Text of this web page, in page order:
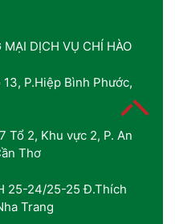
DỊCH VỤ CHÍ HÀO
P.Hiệp Bình Phước,
Tổ 2, Khu vực 2, P. An
Thơ
25-24/25-25 Đ.Thích
Trang